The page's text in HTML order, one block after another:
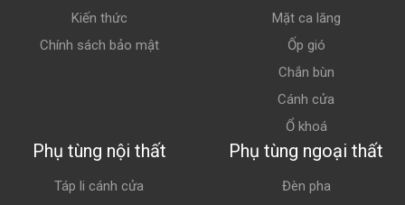
Kiến thức
Chính sách bảo mật
Mặt ca lăng
Ốp gió
Chắn bùn
Cánh cửa
Ổ khoá
Phụ tùng nội thất
Táp li cánh cửa
Phụ tùng ngoại thất
Đèn pha